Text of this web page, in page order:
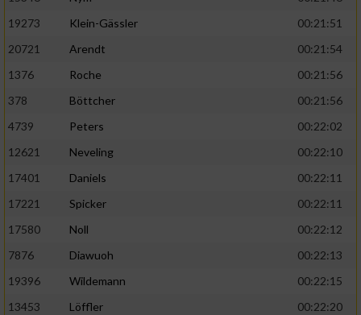
19273
Klein-Gässler
00:21:51
20721
Arendt
00:21:54
1376
Roche
00:21:56
378
Böttcher
00:21:56
4739
Peters
00:22:02
12621
Neveling
00:22:10
17401
Daniels
00:22:11
17221
Spicker
00:22:11
17580
Noll
00:22:12
7876
Diawuoh
00:22:13
19396
Wildemann
00:22:15
13453
Löffler
00:22:20